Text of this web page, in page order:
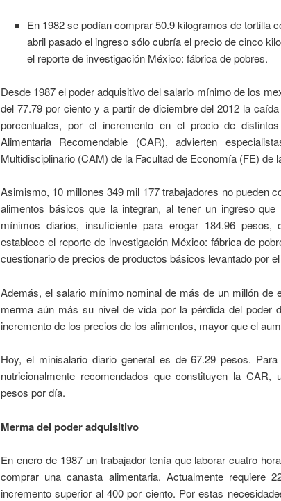
En 1982 se podían comprar 50.9 kilogramos de tortilla
abril pasado el ingreso sólo cubría el precio de cinco
el reporte de investigación México: fábrica de pobres.
Desde 1987 el poder adquisitivo del salario mínimo de los
del 77.79 por ciento y a partir de diciembre del 2012 la
porcentuales, por el incremento en el precio de
Alimentaria Recomendable (CAR), advierten
Multidisciplinario (CAM) de la Facultad de Economía (FE) de
Asimismo, 10 millones 349 mil 177 trabajadores no pueden
alimentos básicos que la integran, al tener un ingreso
mínimos diarios, insuficiente para erogar 184.96
establece el reporte de investigación México: fábrica de
cuestionario de precios de productos básicos levantado por
Además, el salario mínimo nominal de más de un millón de
merma aún más su nivel de vida por la pérdida del poder
incremento de los precios de los alimentos, mayor que el
Hoy, el minisalario diario general es de 67.29 pesos.
nutricionalmente recomendados que constituyen la CAR,
pesos por día.
Merma del poder adquisitivo
En enero de 1987 un trabajador tenía que laborar cuatro
comprar una canasta alimentaria. Actualmente requiere
incremento superior al 400 por ciento. Por estas